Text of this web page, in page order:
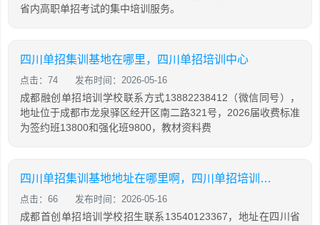
省内高职单招考试的集中培训服务。
四川单招集训基地在哪里，四川单招培训中心
点击：74 发布时间：2026-05-16
成都融创单招培训学校联系方式13882238412（微信同号），
地址位于成都市龙泉驿区经开区南二路321号，2026届收费标准
为签约班13800和强化班9800，教材资料费
四川单招集训基地地址在哪里啊，四川单招培训中心
点击：66 发布时间：2026-05-16
成都首创单招培训学校招生联系13540123367，地址在四川省